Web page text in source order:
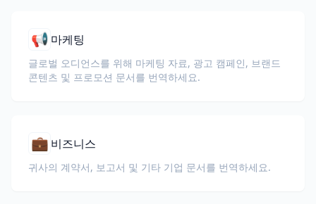
📢 마케팅
글로벌 오디언스를 위해 마케팅 자료, 광고 캠페인, 브랜드
콘텐츠 및 프로모션 문서를 번역하세요.
💼 비즈니스
귀사의 계약서, 보고서 및 기타 기업 문서를 번역하세요.